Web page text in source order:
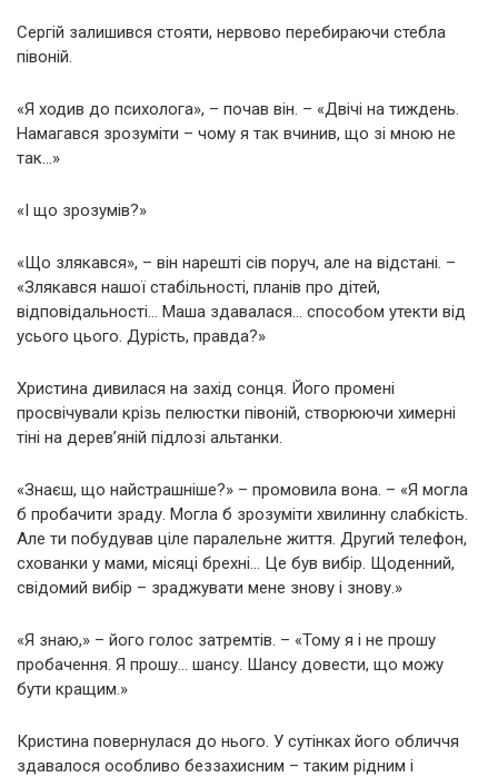
Сергій залишився стояти, нервово перебираючи стебла
півоній.
«Я ходив до психолога», – почав він. – «Двічі на тиждень.
Намагався зрозуміти – чому я так вчинив, що зі мною не
так…»
«І що зрозумів?»
«Що злякався», – він нарешті сів поруч, але на відстані. –
«Злякався нашої стабільності, планів про дітей,
відповідальності… Маша здавалася… способом утекти від
усього цього. Дурість, правда?»
Христина дивилася на захід сонця. Його промені
просвічували крізь пелюстки півоній, створюючи химерні
тіні на дерев’яній підлозі альтанки.
«Знаєш, що найстрашніше?» – промовила вона. – «Я могла
б пробачити зраду. Могла б зрозуміти хвилинну слабкість.
Але ти побудував ціле паралельне життя. Другий телефон,
схованки у мами, місяці брехні… Це був вибір. Щоденний,
свідомий вибір – зраджувати мене знову і знову.»
«Я знаю,» – його голос затремтів. – «Тому я і не прошу
пробачення. Я прошу… шансу. Шансу довести, що можу
бути кращим.»
Кристина повернулася до нього. У сутінках його обличчя
здавалося особливо беззахисним – таким рідним і